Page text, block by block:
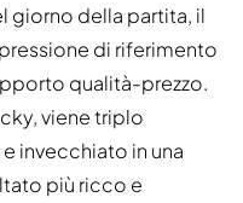
giorno della partita, il
di riferimento
qualità-prezzo.
viene triplo
invecchiato in una
più ricco e